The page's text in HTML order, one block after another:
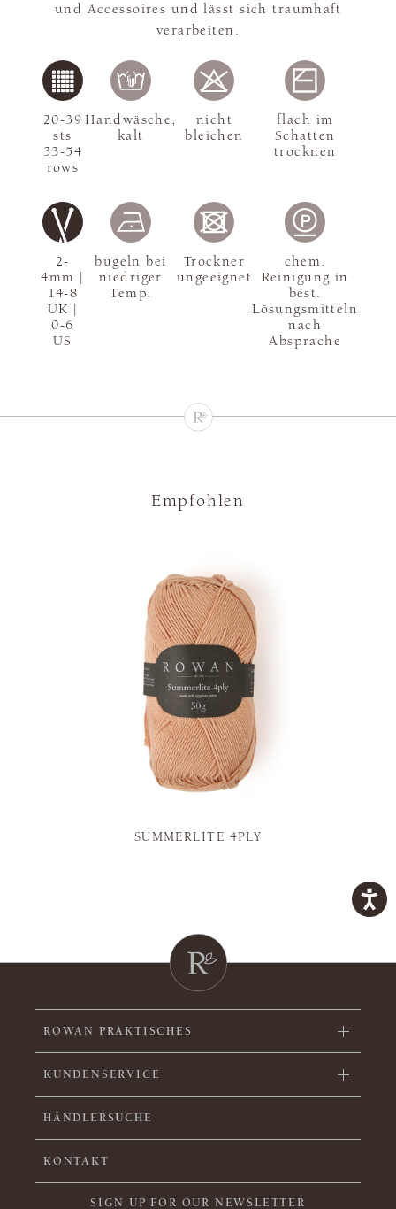
und Accessoires und lässt sich traumhaft
verarbeiten.
2-
4mm |
14-8
UK |
0-6
US
20-39
sts
33-54
rows
Handwäsche,
kalt
nicht
bleichen
flach im
Schatten
trocknen
bügeln bei
niedriger
Temp.
Trockner
ungeeignet
chem.
Reinigung in
best.
Lösungsmitteln
nach
Absprache
Empfohlen
SUMMERLITE 4PLY
ROWAN PRAKTISCHES
KUNDENSERVICE
HÄNDLERSUCHE
KONTAKT
SIGN UP FOR OUR NEWSLETTER